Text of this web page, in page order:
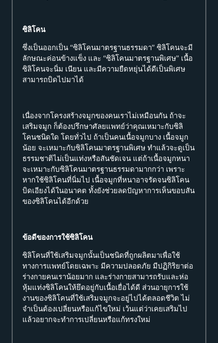
ซิลิโคน
ซึ่งเป็นออกเป็น “ซิลิโคนมาตรฐานธรรมดา” ซิลิโคนจะมี
ลักษณะค่อนข้างแข็ง และ “ซิลิโคนมาตรฐานพิเศษ” เนื้อ
ซิลิโคนจะนิ่ม เนียน และมีความยืดหยุ่นได้ดีเป็นพิเศษ
สามารถบิดไปมาได้
เนื่องจากโครงสร้างจมูกของคนเราไม่เหมือนกัน ถ้าจะ
เสริมจมูก ก็ต้องปรึกษาศัลยแพทย์ว่าคุณเหมาะกับซิลิ
โคนชนิดใด โดยทั่วไป ถ้าเป็นคนเนื้อจมูกบาง เนื้อจมูก
น้อย จะเหมาะกับซิลิโคนมาตรฐานพิเศษ ทำแล้วจะดูเป็น
ธรรมชาติไม่เป็นแท่งหรือสันชัดเจน แต่ถ้าเนื้อจมูกหนา
จะเหมาะกับซิลิโคนมาตรฐานธรรมดามากกว่า เพราะ
หากใช้ซิลิโคนที่นิ่มไป เนื้อจมูกที่หนาอาจรัดจนซิลิโคน
บิดเอียงได้ในอนาคต ทั้งยังช่วยลดปัญหาการเห็นขอบสัน
ของซิลิโคนได้อีกด้วย
ข้อดีของการใช้ซิลิโคน
ซิลิโคนที่ใช้เสริมจมูกนั้นเป็นชนิดที่ถูกผลิตมาเพื่อใช้
ทางการแพทย์โดยเฉพาะ มีความปลอดภัย มีปฏิกิริยาต่อ
ร่างกายคนเราน้อยมาก และร่างกายสามารถรับและห่อ
หุ้มแท่งซิลิโคนให้ยึดอยู่กับเนื้อเยื่อได้ดี ส่วนอายุการใช้
งานของซิลิโคนที่ใช้เสริมจมูกจะอยู่ไปได้ตลอดชีวิต ไม่
จำเป็นต้องเปลี่ยนหรือแก้ไขใหม่ เว้นแต่ว่าเคยเสริมไป
แล้วอยากจะทำการเปลี่ยนหรือแก้ทรงใหม่